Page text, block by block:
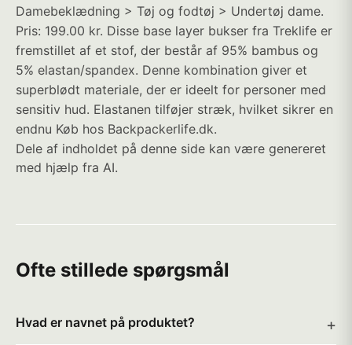
Damebeklædning > Tøj og fodtøj > Undertøj dame.
Pris: 199.00 kr. Disse base layer bukser fra Treklife er
fremstillet af et stof, der består af 95% bambus og
5% elastan/spandex. Denne kombination giver et
superblødt materiale, der er ideelt for personer med
sensitiv hud. Elastanen tilføjer stræk, hvilket sikrer en
endnu Køb hos Backpackerlife.dk.
Dele af indholdet på denne side kan være genereret
med hjælp fra AI.
Ofte stillede spørgsmål
Hvad er navnet på produktet?